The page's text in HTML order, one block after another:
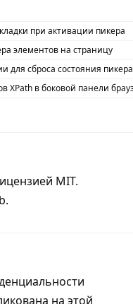
при активации пикера
элементов на страницу
для сброса состояния пикера
XPath в боковой панели
MIT.
на этой